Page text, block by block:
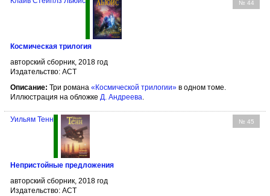
№ 44
Космическая трилогия
авторский сборник, 2018 год
Издательство: АСТ
Описание: Три романа «Космической трилогии» в одном томе.
Иллюстрация на обложке Д. Андреева.
№ 45
Уильям Тенн
Непристойные предложения
авторский сборник, 2018 год
Издательство: АСТ